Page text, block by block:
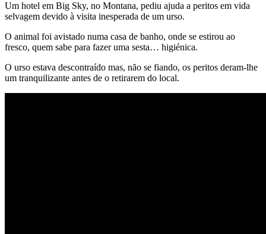
Um hotel em Big Sky, no Montana, pediu ajuda a peritos em vida
selvagem devido à visita inesperada de um urso.
O animal foi avistado numa casa de banho, onde se estirou ao
fresco, quem sabe para fazer uma sesta… higiénica.
O urso estava descontraído mas, não se fiando, os peritos deram-lhe
um tranquilizante antes de o retirarem do local.